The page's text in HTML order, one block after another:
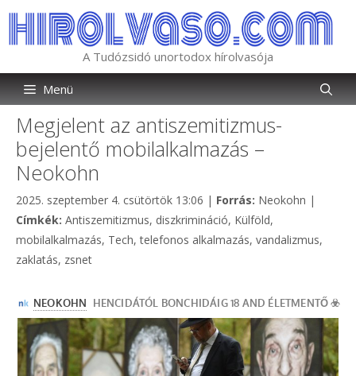
tartalomba
A Tudózsidó unortodox hírolvasója
Menü
Megjelent az antiszemitizmus-
bejelentő mobilalkalmazás –
Neokohn
2025. szeptember 4. csütörtök 13:06 | Forrás: Kategória
Neokohn |
Címkék: Címkék
Antiszemitizmus, diszkrimináció, Külföld,
mobilalkalmazás, Tech,telefonos alkalmazás, vandalizmus,
zaklatás, zsnet